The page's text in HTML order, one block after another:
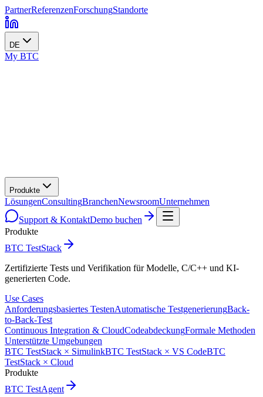
PartnerReferenzenForschungStandorte
DE
My BTC
Produkte
LösungenConsultingBranchenNewsroomUnternehmen
Support & KontaktDemo buchen
Produkte
BTC TestStack
Zertifizierte Tests und Verifikation für Modelle, C/C++ und KI-
generierten Code.
Use Cases
Anforderungsbasiertes TestenAutomatische TestgenerierungBack-
to-Back-Test
Continuous Integration & CloudCodeabdeckungFormale Methoden
Unterstützte Umgebungen
BTC TestStack × SimulinkBTC TestStack × VS CodeBTC
TestStack × Cloud
Produkte
BTC TestAgent